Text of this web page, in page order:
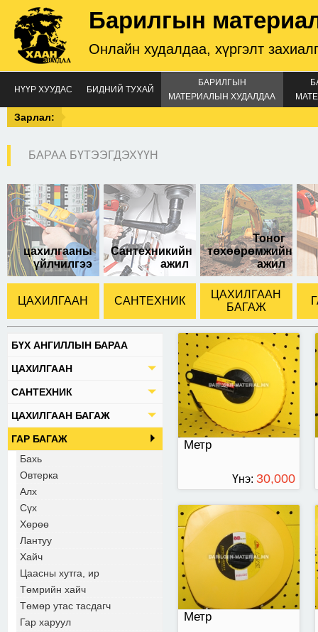
Барилгын
Онлайн худалдаа, хүргэлт
НҮҮР ХУУДАС БИДНИЙ ТУХАЙ
БАРИЛГЫН
МАТЕРИАЛЫН ХУДАЛДАА
Зарлал:
БАРАА БҮТЭЭГДЭХҮҮН
цахилгааны
үйлчилгээ
Сантехникийн
ажил
Тоног
төхөөрөмжийн
ажил
ЦАХИЛГААН САНТЕХНИК
ЦАХИЛГААН
БАГАЖ
БҮХ АНГИЛЛЫН БАРАА
ЦАХИЛГААН
САНТЕХНИК
ЦАХИЛГААН БАГАЖ
ГАР БАГАЖ
Бахь
Овтерка
Алх
Сүх
Хөрөө
Лантуу
Хайч
Цаасны хутга, ир
Төмрийн хайч
Төмөр утас тасдагч
Гар харуул
Метр
50м-тэй
Үнэ: 30,000
ТӨГРӨГ
Метр
50-тай